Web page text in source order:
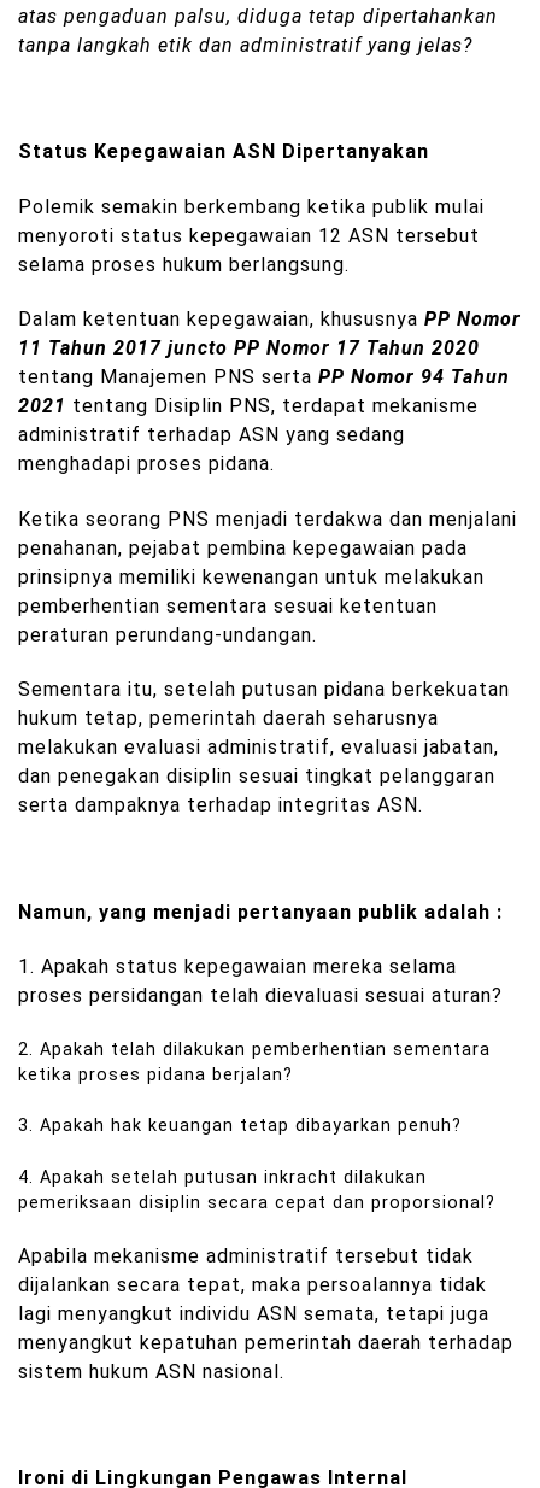
atas pengaduan palsu, diduga tetap dipertahankan
tanpa langkah etik dan administratif yang jelas?
Status Kepegawaian ASN Dipertanyakan
Polemik semakin berkembang ketika publik mulai
menyoroti status kepegawaian 12 ASN tersebut
selama proses hukum berlangsung.
Dalam ketentuan kepegawaian, khususnya PP Nomor
11 Tahun 2017 juncto PP Nomor 17 Tahun 2020
tentang Manajemen PNS serta PP Nomor 94 Tahun
2021 tentang Disiplin PNS, terdapat mekanisme
administratif terhadap ASN yang sedang
menghadapi proses pidana.
Ketika seorang PNS menjadi terdakwa dan menjalani
penahanan, pejabat pembina kepegawaian pada
prinsipnya memiliki kewenangan untuk melakukan
pemberhentian sementara sesuai ketentuan
peraturan perundang-undangan.
Sementara itu, setelah putusan pidana berkekuatan
hukum tetap, pemerintah daerah seharusnya
melakukan evaluasi administratif, evaluasi jabatan,
dan penegakan disiplin sesuai tingkat pelanggaran
serta dampaknya terhadap integritas ASN.
Namun, yang menjadi pertanyaan publik adalah :
1. Apakah status kepegawaian mereka selama
proses persidangan telah dievaluasi sesuai aturan?
2. Apakah telah dilakukan pemberhentian sementara
ketika proses pidana berjalan?
3. Apakah hak keuangan tetap dibayarkan penuh?
4. Apakah setelah putusan inkracht dilakukan
pemeriksaan disiplin secara cepat dan proporsional?
Apabila mekanisme administratif tersebut tidak
dijalankan secara tepat, maka persoalannya tidak
lagi menyangkut individu ASN semata, tetapi juga
menyangkut kepatuhan pemerintah daerah terhadap
sistem hukum ASN nasional.
Ironi di Lingkungan Pengawas Internal